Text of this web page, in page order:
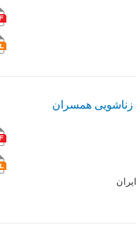
زناشویی همسران